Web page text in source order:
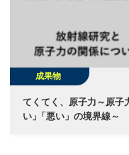
成果物
てくてく、原子力～原子
い」 「悪い」の境界線～